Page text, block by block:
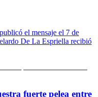
el mensaje el 7 de
De La Espriella recibió
fuerte pelea entre